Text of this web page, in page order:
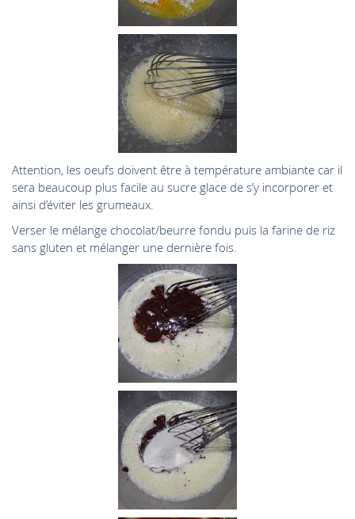
Attention, les oeufs doivent être à température ambiante car il
sera beaucoup plus facile au sucre glace de s’y incorporer et
ainsi d’éviter les grumeaux.
Verser le mélange chocolat/beurre fondu puis la farine de riz
sans gluten et mélanger une dernière fois.